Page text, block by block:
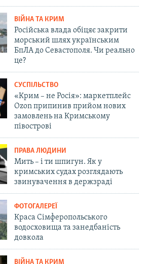
ВІЙНА ТА КРИМ
Російська влада обіцяє закрити
морський шлях українським
БпЛА до Севастополя. Чи реально
це?
СУСПІЛЬСТВО
«Крим – не Росія»: маркетплейс
Ozon припинив прийом нових
замовлень на Кримському
півострові
ПРАВА ЛЮДИНИ
Мить – і ти шпигун. Як у
кримських судах розглядають
звинувачення в держзраді
ФОТОГАЛЕРЕЇ
Краса Сімферопольського
водосховища та занедбаність
довкола
ВІЙНА ТА КРИМ